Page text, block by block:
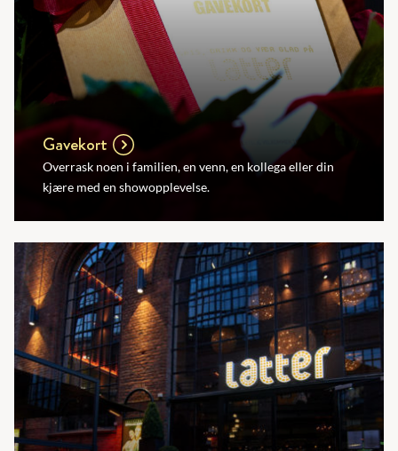
Gavekort
Overrask noen i familien, en venn, en kollega eller din
kjære med en showopplevelse.